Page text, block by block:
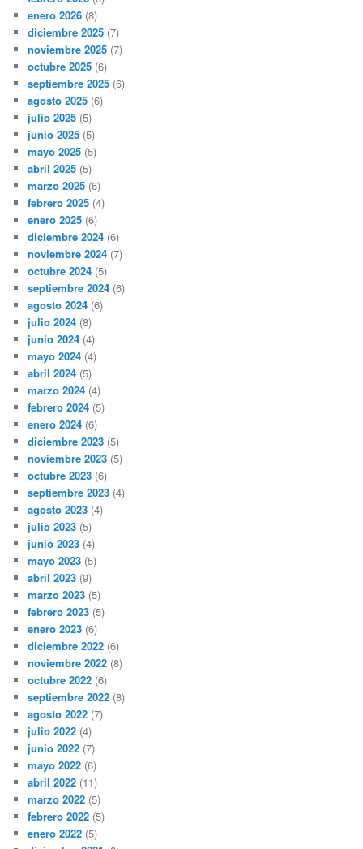
enero 2026 (8)
diciembre 2025 (7)
noviembre 2025 (7)
octubre 2025 (6)
septiembre 2025 (6)
agosto 2025 (6)
julio 2025 (5)
junio 2025 (5)
mayo 2025 (5)
abril 2025 (5)
marzo 2025 (6)
febrero 2025 (4)
enero 2025 (6)
diciembre 2024 (6)
noviembre 2024 (7)
octubre 2024 (5)
septiembre 2024 (6)
agosto 2024 (6)
julio 2024 (8)
junio 2024 (4)
mayo 2024 (4)
abril 2024 (5)
marzo 2024 (4)
febrero 2024 (5)
enero 2024 (6)
diciembre 2023 (5)
noviembre 2023 (5)
octubre 2023 (6)
septiembre 2023 (4)
agosto 2023 (4)
julio 2023 (5)
junio 2023 (4)
mayo 2023 (5)
abril 2023 (9)
marzo 2023 (5)
febrero 2023 (5)
enero 2023 (6)
diciembre 2022 (6)
noviembre 2022 (8)
octubre 2022 (6)
septiembre 2022 (8)
agosto 2022 (7)
julio 2022 (4)
junio 2022 (7)
mayo 2022 (6)
abril 2022 (11)
marzo 2022 (5)
febrero 2022 (5)
enero 2022 (5)